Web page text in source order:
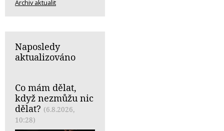
Archiv aktualit
Naposledy
aktualizováno
Co mám dělat,
když nezmůžu nic
dělat? (6.8.2026,
10:28)